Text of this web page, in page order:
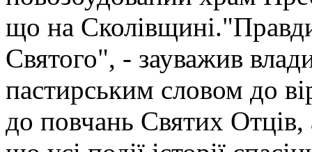
що на
Святого", - зауважив
пастирським словом до
до повчань Святих